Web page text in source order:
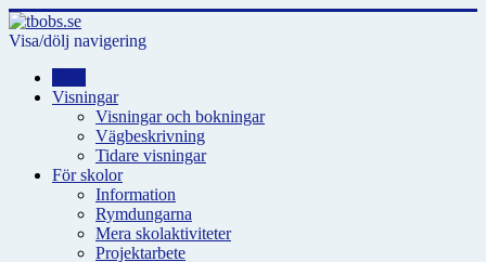
Visa/dölj navigering
Visningar
Visningar och bokningar
Vägbeskrivning
Tidare visningar
För skolor
Information
Rymdungarna
Mera skolaktiviteter
Projektarbete